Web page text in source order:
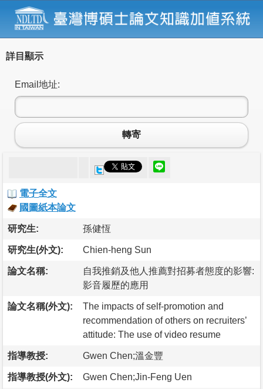
詳目顯示
Email地址:
轉寄
電子全文
國圖紙本論文
研究生: 孫健恆
研究生(外文): Chien-heng Sun
論文名稱:
自我推銷及他人推薦對招募者態度的影響:
影音履歷的應用
論文名稱(外文):
The impacts of self-promotion and
recommendation of others on recruiters’
attitude: The use of video resume
指導教授: Gwen Chen;溫金豐
指導教授(外文): Gwen Chen;Jin-Feng Uen